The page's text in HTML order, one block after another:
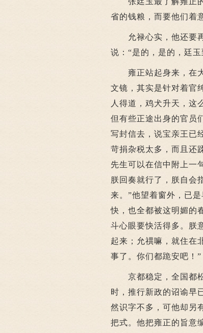
省的钱粮，而要他们着
允禄心实，他还要再
说：“是的，是的，廷
雍正站起身来，在大
文镜，其实是针对着官
人得道，鸡犬升天，这
但有些正途出身的官员
写封信去，说宝亲王已
苛捐杂税太多，而且还
先生可以在信中附上一
朕回奏就行了，朕自会
来。”他望着窗外，已
快，也全都被这明媚的
斗心眼要快活得多。朕
起来；允禩嘛，就住在
事了。你们都跪安吧！”
京都稳定，全国都松
时，推行新政的诏谕早
然识字不多，可他却另
把式。他把雍正的旨意